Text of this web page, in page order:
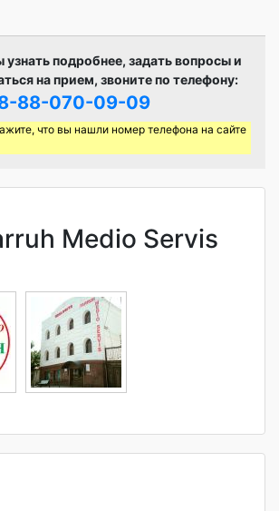
узнать подробнее, задать вопросы и
на прием, звоните по телефону:
88-070-09-09
что вы нашли номер телефона на сайте
Medio Servis